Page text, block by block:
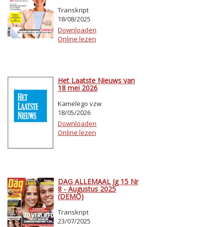
Transkript
18/08/2025
Downloaden
Online lezen
Het Laatste Nieuws van
18 mei 2026
Kamelego vzw
18/05/2026
Downloaden
Online lezen
DAG ALLEMAAL Jg 15 Nr
8 - Augustus 2025
(DEMO)
Transkript
23/07/2025